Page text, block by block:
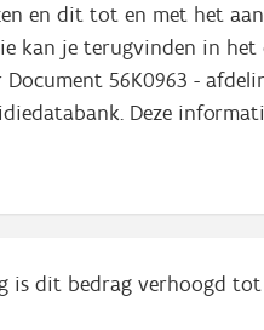
en dit tot en met het
kan je terugvinden in
Document 56K0963 -
Deze
is dit bedrag verhoogd tot